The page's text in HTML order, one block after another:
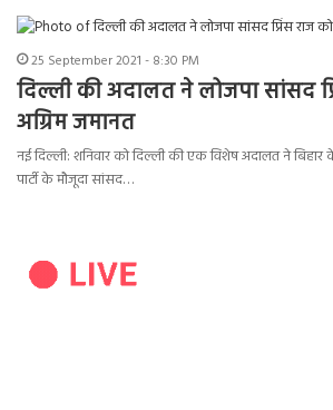
25 September 2021 - 8:30 PM
दिल्ली की अदालत ने लोजपा सांसद
अग्रिम जमानत
नई दिल्ली: शनिवार को दिल्ली की एक विशेष अदालत ने
पार्टी के मौजूदा सांसद…